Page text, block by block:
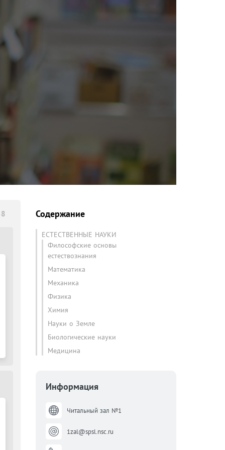
Содержание
ЕСТЕСТВЕННЫЕ НАУКИ
Философские основы
естествознания
Математика
Механика
Физика
Химия
Науки о Земле
Биологические науки
Медицина
Информация
Читальный зал №1
1zal@spsl.nsc.ru